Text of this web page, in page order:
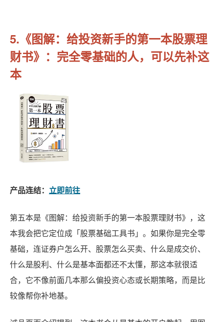
5.《图解：给投资新手的第一本股票理
财书》：完全零基础的人，可以先补这
本
产品连结： 立即前往
第五本是《图解：给投资新手的第一本股票理财书》，这
本我会把它定位成「股票基础工具书」。如果你是完全零
基础，连证券户怎么开、股票怎么买卖、什么是成交价、
什么是股利、什么是基本面都还不太懂，那这本就很适
合，它不像前面几本那么偏投资心态或长期策略，而是比
较像帮你补地基。